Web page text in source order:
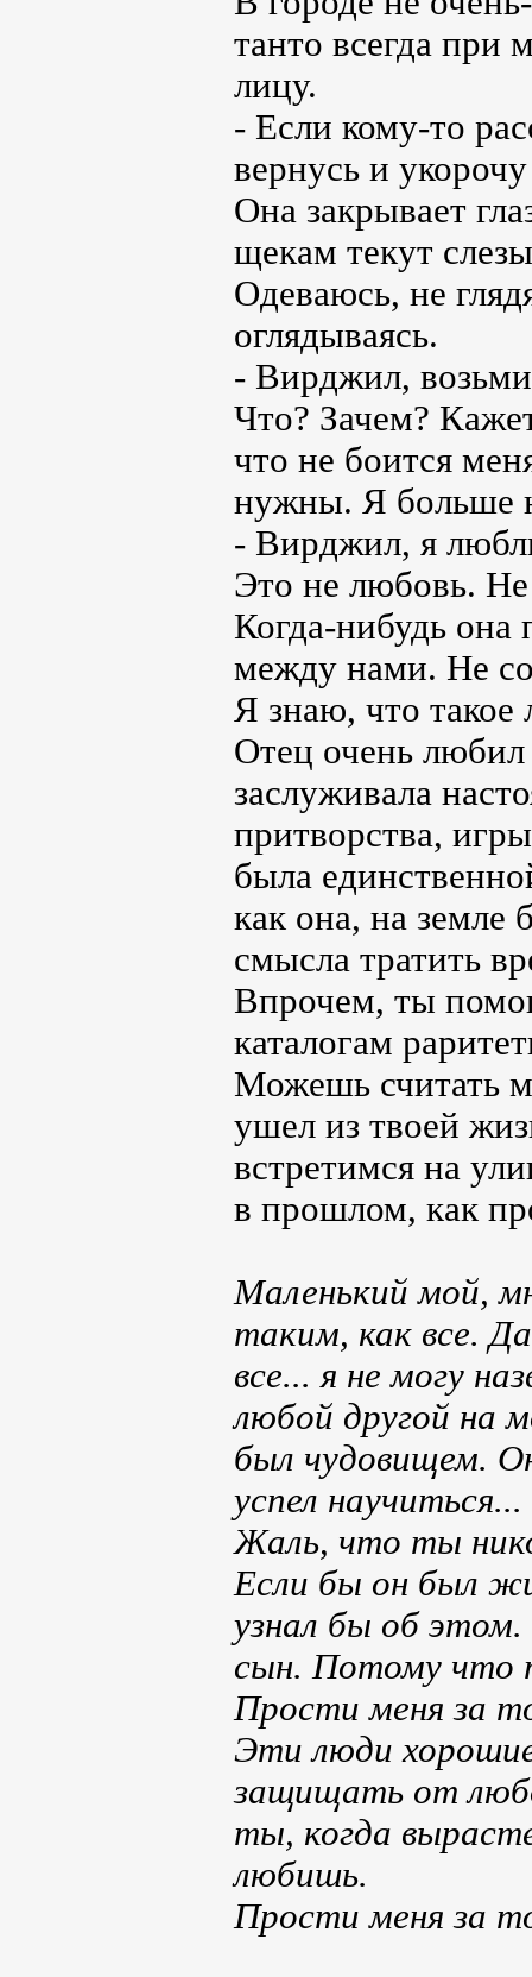
танто всегда
лицу.
- Если кому-то
вернусь и
Она закрывает
щекам текут
Одеваюсь, не
оглядываясь.
- Вирджил,
Что? Зачем?
что не боится
нужны. Я больше
- Вирджил, я
Это не любовь.
Когда-нибудь она
между нами. Не
Я знаю, что такое
Отец очень любил
заслуживала
притворства,
была
как она, на земле
смысла тратить
Впрочем, ты
каталогам
Можешь считать
ушел из твоей
встретимся на
в прошлом, как
Маленький мой,
таким, как все.
все... я не могу
любой другой на
был чудовищем.
успел научиться...
Жаль, что ты
Если бы он был
узнал бы об
сын. Потому что
Прости меня за
Эти люди
защищать от
ты, когда
любишь.
Прости меня за